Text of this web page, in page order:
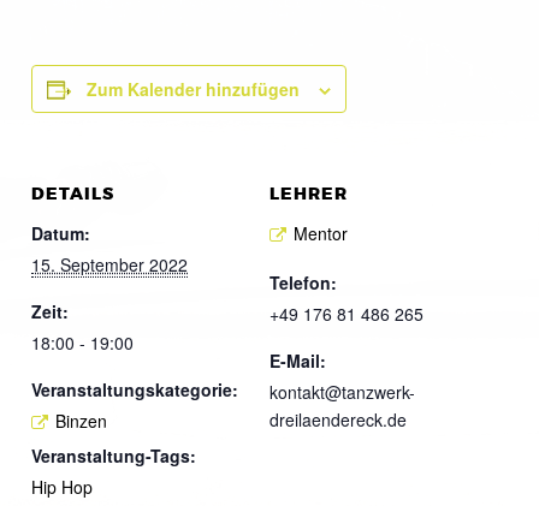
Zum Kalender hinzufügen
DETAILS
Datum:
15. September 2022
Zeit:
18:00 - 19:00
Veranstaltungskategorie:
Binzen
Veranstaltung-Tags:
Hip Hop
LEHRER
Mentor
Telefon:
+49 176 81 486 265
E-Mail:
kontakt@tanzwerk-
dreilaendereck.de